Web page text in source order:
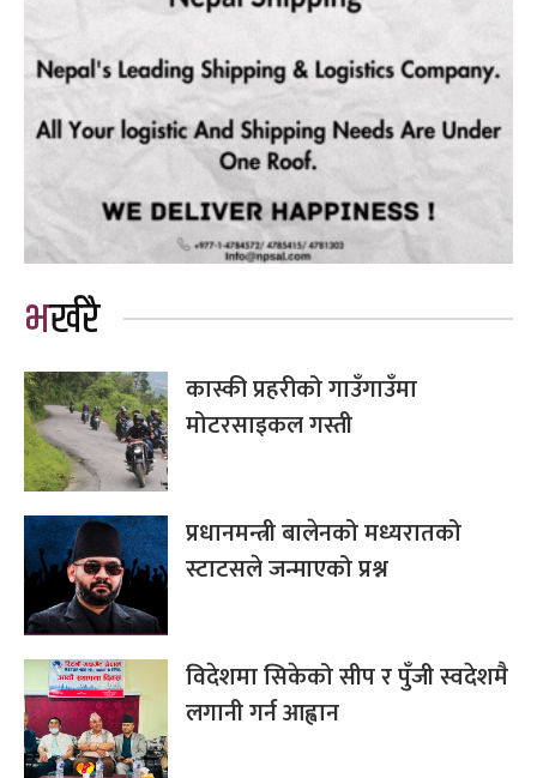
भर्खरै
कास्की प्रहरीको गाउँगाउँमा
मोटरसाइकल गस्ती
प्रधानमन्त्री बालेनको मध्यरातको
स्टाटसले जन्माएको प्रश्न
विदेशमा सिकेको सीप र पुँजी स्वदेशमै
लगानी गर्न आह्वान